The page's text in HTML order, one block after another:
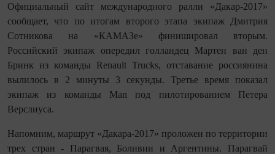
Официальный сайт международного ралли «Дакар-2017»
сообщает, что по итогам второго этапа экипаж Дмитрия
Сотникова на «КАМАЗе» финишировал вторым.
Российский экипаж опередил голландец Мартен ван ден
Бринк из команды Renault Trucks, отставание россиянина
вылилось в 2 минуты 3 секунды. Третье время показал
экипаж из команды Man под пилотированием Петера
Верслиуса.
Напомним, маршрут «Дакара-2017» проложен по территории
трех стран - Парагвая, Боливии и Аргентины. Парагвай